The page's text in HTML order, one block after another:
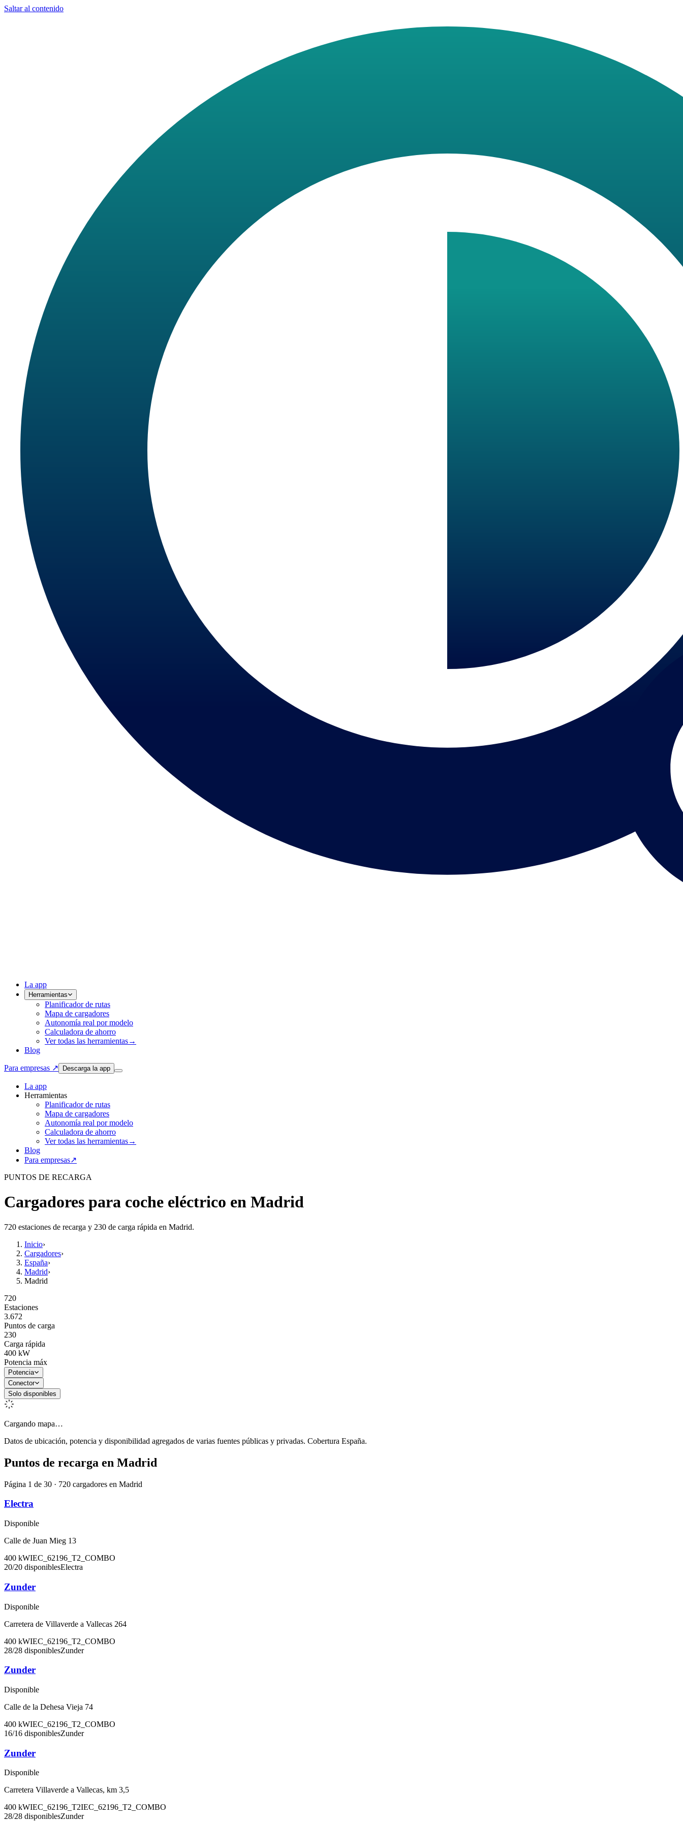
Saltar al contenido
La app
Herramientas
Planificador de rutas
Mapa de cargadores
Autonomía real por modelo
Calculadora de ahorro
Ver todas las herramientas→
Blog
Para empresas ↗ Descarga la app
La app
Herramientas
Planificador de rutas
Mapa de cargadores
Autonomía real por modelo
Calculadora de ahorro
Ver todas las herramientas→
Blog
Para empresas↗
PUNTOS DE RECARGA
Cargadores para coche eléctrico en Madrid
720 estaciones de recarga y 230 de carga rápida en Madrid.
Inicio›
Cargadores›
España›
Madrid›
Madrid
720
Estaciones
3.672
Puntos de carga
230
Carga rápida
400 kW
Potencia máx
Potencia
Conector
Solo disponibles
Cargando mapa…
Datos de ubicación, potencia y disponibilidad agregados de varias fuentes públicas y privadas. Cobertura España.
Puntos de recarga en Madrid
Página 1 de 30 · 720 cargadores en Madrid
Electra
Disponible
Calle de Juan Mieg 13
400 kWIEC_62196_T2_COMBO
20/20 disponiblesElectra
Zunder
Disponible
Carretera de Villaverde a Vallecas 264
400 kWIEC_62196_T2_COMBO
28/28 disponiblesZunder
Zunder
Disponible
Calle de la Dehesa Vieja 74
400 kWIEC_62196_T2_COMBO
16/16 disponiblesZunder
Zunder
Disponible
Carretera Villaverde a Vallecas, km 3,5
400 kWIEC_62196_T2IEC_62196_T2_COMBO
28/28 disponiblesZunder